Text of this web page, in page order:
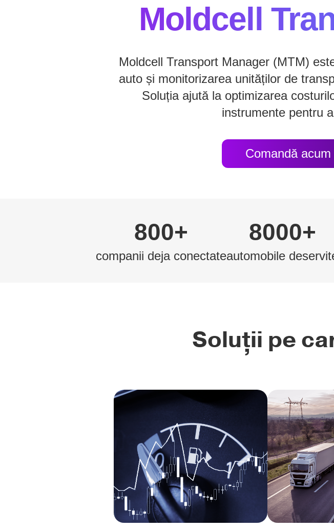
Moldcell
Moldcell Transport Manager (MTM)
auto și monitorizarea unităților de
Soluția ajută la optimizarea
instrumente pentru
Comandă acum
800+
companii deja conectate
8000+
automobile
Soluții pe